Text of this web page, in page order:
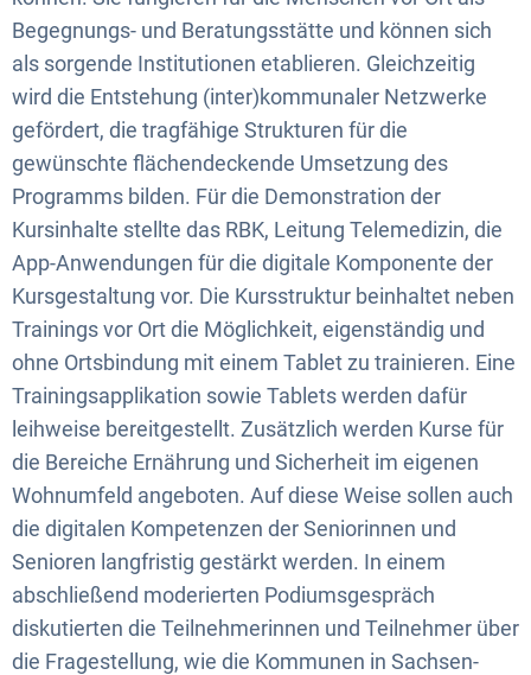
Begegnungs- und Beratungsstätte und können sich
als sorgende Institutionen etablieren. Gleichzeitig
wird die Entstehung (inter)kommunaler Netzwerke
gefördert, die tragfähige Strukturen für die
gewünschte flächendeckende Umsetzung des
Programms bilden. Für die Demonstration der
Kursinhalte stellte das RBK, Leitung Telemedizin, die
App-Anwendungen für die digitale Komponente der
Kursgestaltung vor. Die Kursstruktur beinhaltet neben
Trainings vor Ort die Möglichkeit, eigenständig und
ohne Ortsbindung mit einem Tablet zu trainieren. Eine
Trainingsapplikation sowie Tablets werden dafür
leihweise bereitgestellt. Zusätzlich werden Kurse für
die Bereiche Ernährung und Sicherheit im eigenen
Wohnumfeld angeboten. Auf diese Weise sollen auch
die digitalen Kompetenzen der Seniorinnen und
Senioren langfristig gestärkt werden. In einem
abschließend moderierten Podiumsgespräch
diskutierten die Teilnehmerinnen und Teilnehmer über
die Fragestellung, wie die Kommunen in Sachsen-